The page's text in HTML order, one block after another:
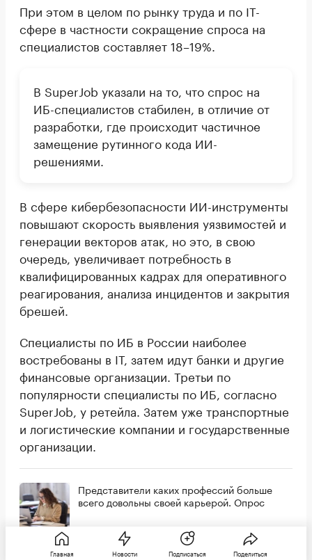
При этом в целом по рынку труда и по IT-
сфере в частности сокращение спроса на
специалистов составляет 18–19%.
В SuperJob указали на то, что спрос на
ИБ-специалистов стабилен, в отличие от
разработки, где происходит частичное
замещение рутинного кода ИИ-
решениями.
В сфере кибербезопасности ИИ-инструменты
повышают скорость выявления уязвимостей и
генерации векторов атак, но это, в свою
очередь, увеличивает потребность в
квалифицированных кадрах для оперативного
реагирования, анализа инцидентов и закрытия
брешей.
Специалисты по ИБ в России наиболее
востребованы в IТ, затем идут банки и другие
финансовые организации. Третьи по
популярности специалисты по ИБ, согласно
SuperJob, у ретейла. Затем уже транспортные
и логистические компании и государственные
организации.
Представители каких профессий больше
всего довольны своей карьерой. Опрос
Главная Новости Подписаться Поделиться